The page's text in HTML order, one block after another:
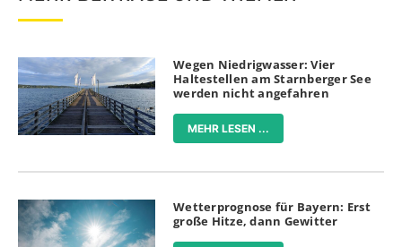
Wegen Niedrigwasser: Vier
Haltestellen am Starnberger See
werden nicht angefahren
MEHR LESEN ...
Wetterprognose für Bayern: Erst
große Hitze, dann Gewitter